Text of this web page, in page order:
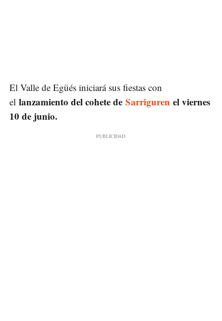
El Valle de Egüés iniciará sus fiestas con
el lanzamiento del cohete de Sarriguren el viernes
10 de junio.